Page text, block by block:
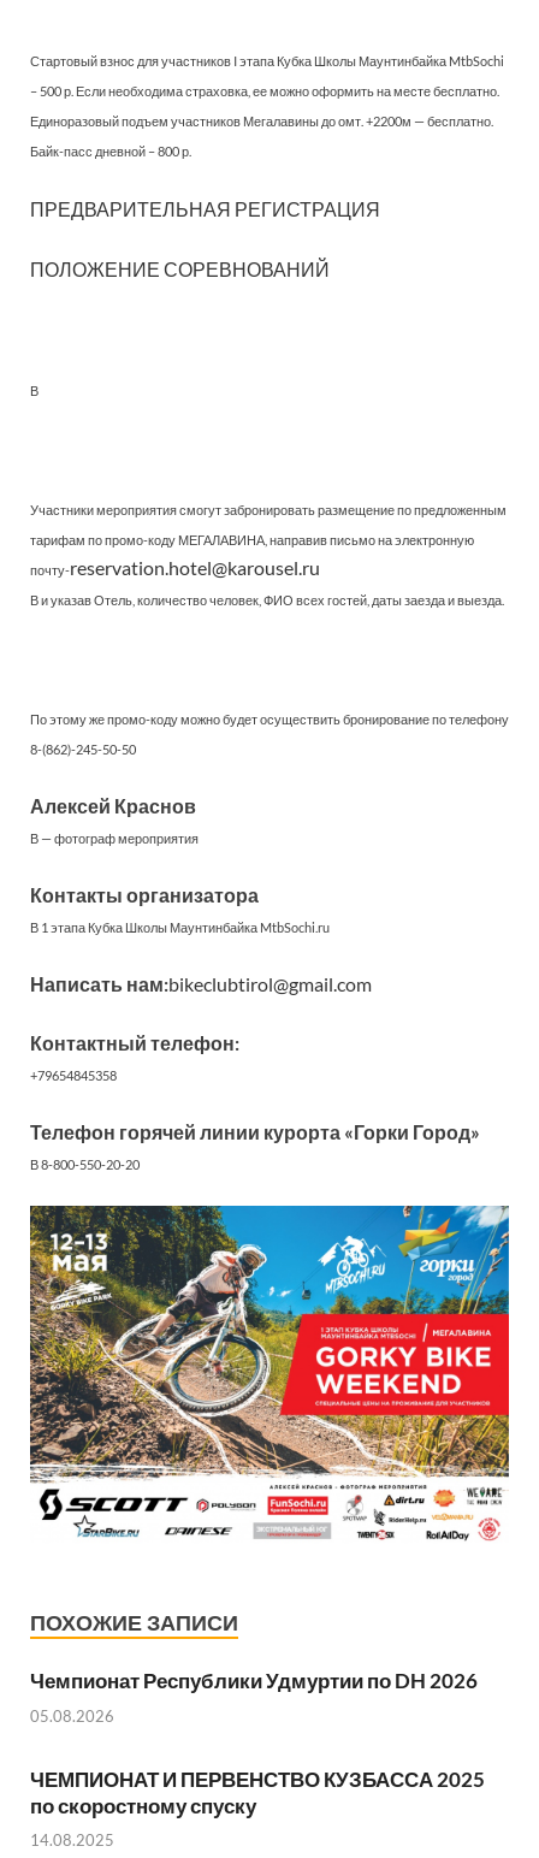
Стартовый взнос для участников I этапа Кубка Школы Маунтинбайка MtbSochi
– 500 р. Если необходима страховка, ее можно оформить на месте бесплатно.
Единоразовый подъем участников Мегалавины до омт. +2200м — бесплатно.
Байк-пасс дневной – 800 р.
ПРЕДВАРИТЕЛЬНАЯ РЕГИСТРАЦИЯ
ПОЛОЖЕНИЕ СОРЕВНОВАНИЙ
В
Участники мероприятия смогут забронировать размещение по предложенным
тарифам по промо-коду МЕГАЛАВИНА, направив письмо на электронную
почту-reservation.hotel@karousel.ru
В и указав Отель, количество человек, ФИО всех гостей, даты заезда и выезда.
По этому же промо-коду можно будет осуществить бронирование по телефону
8-(862)-245-50-50
Алексей Краснов
В — фотограф мероприятия
Контакты организатора
В 1 этапа Кубка Школы Маунтинбайка MtbSochi.ru
Написать нам:bikeclubtirol@gmail.com
Контактный телефон:
+79654845358
Телефон горячей линии курорта «Горки Город»
В 8-800-550-20-20
ПОХОЖИЕ ЗАПИСИ
Чемпионат Республики Удмуртии по DH 2026
05.08.2026
ЧЕМПИОНАТ И ПЕРВЕНСТВО КУЗБАССА 2025
по скоростному спуску
14.08.2025